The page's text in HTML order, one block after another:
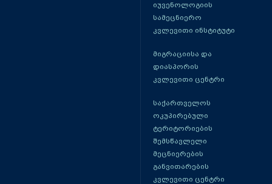
იუვენოლოგიის
სამეცნიერო
კვლევითი ინსტიტუტი
მიგრაციისა და
დიასპორის
კვლევითი ცენტრი
საქართველოს
ოკუპირებული
ტერიტორიების
შემსწავლელი
მეცნიერების
განვითარების
კვლევითი ცენტრი